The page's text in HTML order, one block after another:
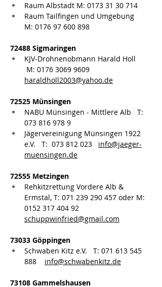
Raum Albstadt M: 0173 31 30 714
Raum Tailfingen und Umgebung
M: 0176 97 600 898
72488 Sigmaringen
KJV-Drohnenobmann Harald Holl
M: 0176 3069 9609
haraldholl2003@yahoo.de
72525 Münsingen
NABU Münsingen - Mittlere Alb   T:
073 816 978 9
Jägervereinigung Münsingen 1922
e.V.   T:  073 812 023 info@jaeger-
muensingen.de
72555 Metzingen
Rehkitzrettung Vordere Alb &
Ermstal, T: 071 239 290 457 oder M:
0152 317 404 92
schuppwinfried@gmail.com
73033 Göppingen
Schwaben Kitz e.V.   T: 071 613 545
888
info@schwabenkitz.de
73108 Gammelshausen